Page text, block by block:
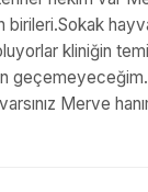
birileri.Sokak
kliniğin
Merve